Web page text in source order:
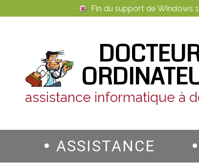
Fin du support de Windows
assistance informatique à
ASSISTANCE
Panneau de gestion des cookies